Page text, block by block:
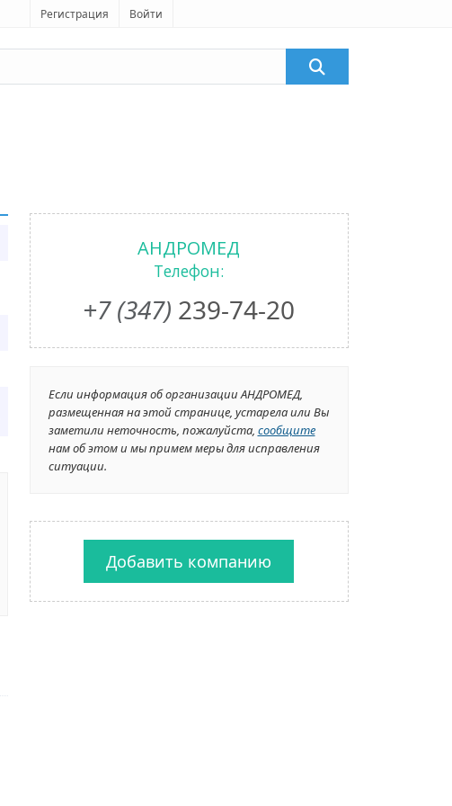
Регистрация Войти
АНДРОМЕД
Телефон:
+7 (347) 239-74-20
Если информация об организации АНДРОМЕД,
размещенная на этой странице, устарела или Вы
заметили неточность, пожалуйста, сообщите
нам об этом и мы примем меры для исправления
ситуации.
Добавить компанию